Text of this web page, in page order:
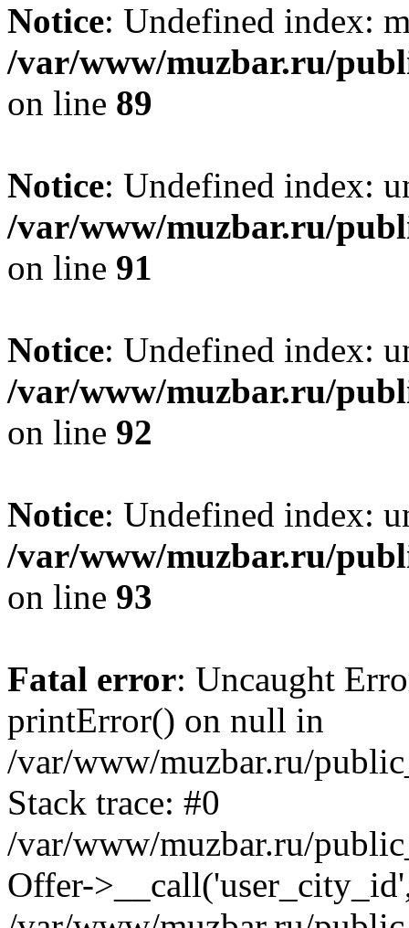
Notice: Undefined index:
/var/www/muzbar.ru/
on line 89
Notice: Undefined index:
/var/www/muzbar.ru/
on line 91
Notice: Undefined index:
/var/www/muzbar.ru/
on line 92
Notice: Undefined index:
/var/www/muzbar.ru/
on line 93
Fatal error: Uncaught
printError() on null in
/var/www/muzbar.ru/
Stack trace: #0
/var/www/muzbar.ru/
Offer-